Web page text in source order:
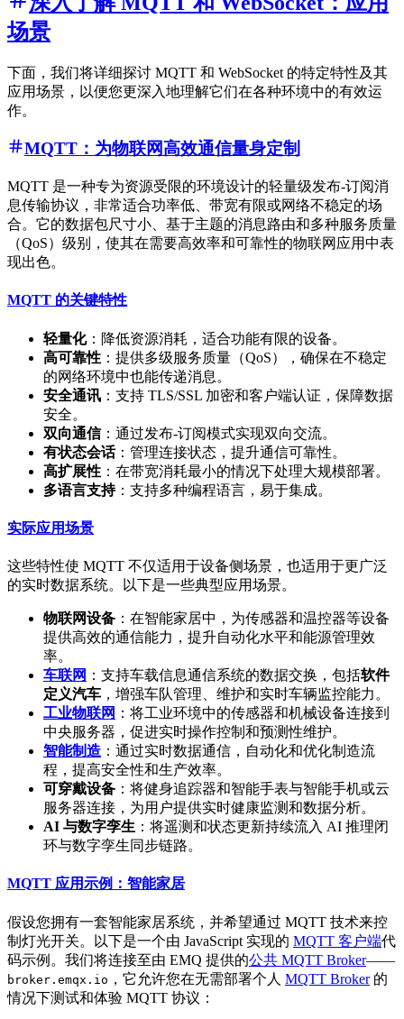
场景
下面，我们将详细探讨 MQTT 和 WebSocket 的特定特性及其
应用场景，以便您更深入地理解它们在各种环境中的有效运
作。
MQTT：为物联网高效通信量身定制
MQTT 是一种专为资源受限的环境设计的轻量级发布-订阅消
息传输协议，非常适合功率低、带宽有限或网络不稳定的场
合。它的数据包尺寸小、基于主题的消息路由和多种服务质量
（QoS）级别，使其在需要高效率和可靠性的物联网应用中表
现出色。
MQTT 的关键特性
轻量化：降低资源消耗，适合功能有限的设备。
高可靠性 ：提供多级服务质量（QoS），确保在不稳定
的网络环境中也能传递消息。
安全通讯 ：支持 TLS/SSL 加密和客户端认证，保障数据
安全。
双向通信：通过发布-订阅模式实现双向交流。
有状态会话：管理连接状态，提升通信可靠性。
高扩展性 ：在带宽消耗最小的情况下处理大规模部署。
多语言支持：支持多种编程语言，易于集成。
实际应用场景
这些特性使 MQTT 不仅适用于设备侧场景，也适用于更广泛
的实时数据系统。以下是一些典型应用场景。
物联网设备 ：在智能家居中，为传感器和温控器等设备
提供高效的通信能力，提升自动化水平和能源管理效
率。
车联网 ：支持车载信息通信系统的数据交换，包括软件
定义汽车 ，增强车队管理、维护和实时车辆监控能力。
工业物联网 ：将工业环境中的传感器和机械设备连接到
中央服务器，促进实时操作控制和预测性维护。
智能制造 ：通过实时数据通信，自动化和优化制造流
程，提高安全性和生产效率。
可穿戴设备 ：将健身追踪器和智能手表与智能手机或云
服务器连接，为用户提供实时健康监测和数据分析。
AI 与数字孪生 ：将遥测和状态更新持续流入 AI 推理闭
环与数字孪生同步链路。
MQTT 应用示例：智能家居
假设您拥有一套智能家居系统，并希望通过 MQTT 技术来控
制灯光开关。以下是一个由 JavaScript 实现的 MQTT 客户端代
码示例。我们将连接至由 EMQ 提供的公共 MQTT Broker——
broker.emqx.io ，它允许您在无需部署个人 MQTT Broker的
情况下测试和体验 MQTT 协议：